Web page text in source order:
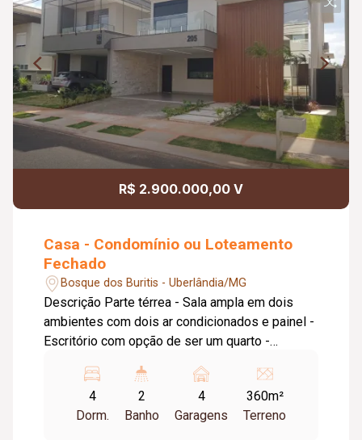
R$ 2.900.000,00 V
Casa - Condomínio ou Loteamento
Fechado
Bosque dos Buritis - Uberlândia/MG
Descrição Parte térrea - Sala ampla em dois
ambientes com dois ar condicionados e painel -
Escritório com opção de ser um quarto -
cozinha com ponto de gás e água para lava
da casa - Área gourmet com churrasqueira -
4
Dorm.
2
Banho
4
Garagens
360m²
Terreno